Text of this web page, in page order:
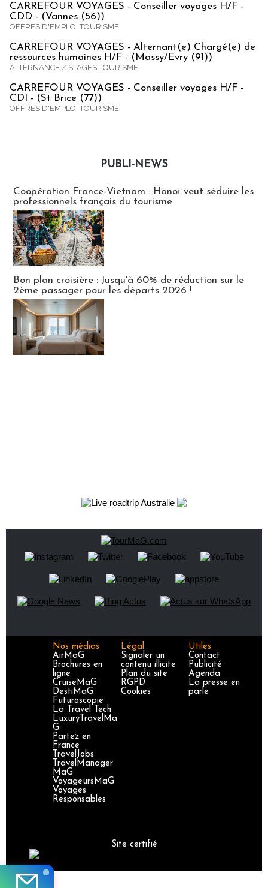
CARREFOUR VOYAGES - Conseiller voyages H/F -
CDD - (Vannes (56))
OFFRES D'EMPLOI TOURISME
CARREFOUR VOYAGES - Alternant(e) Chargé(e) de
ressources humaines H/F - (Massy/Evry (91))
ALTERNANCE / STAGES TOURISME
CARREFOUR VOYAGES - Conseiller voyages H/F -
CDI - (St Brice (77))
OFFRES D'EMPLOI TOURISME
PUBLI-NEWS
Coopération France-Vietnam : Hanoï veut séduire les
professionnels français du tourisme
Bon plan croisière : Jusqu'à 60% de réduction sur le
2ème passager pour les départs 2026 !
Nos médias
AirMaG
Brochures en
ligne
CruiseMaG
DestiMaG
Futuroscopie
La Travel Tech
LuxuryTravelMa
G
Partez en
France
TravelJobs
TravelManager
MaG
VoyageursMaG
Voyages
Responsables
Légal
Signaler un
contenu illicite
Plan du site
RGPD
Cookies
Utiles
Contact
Publicité
Agenda
La presse en
parle
Site certifié